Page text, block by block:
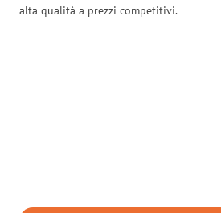
alta qualità a prezzi competitivi.